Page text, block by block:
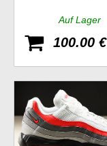
Auf Lager
100.00 €